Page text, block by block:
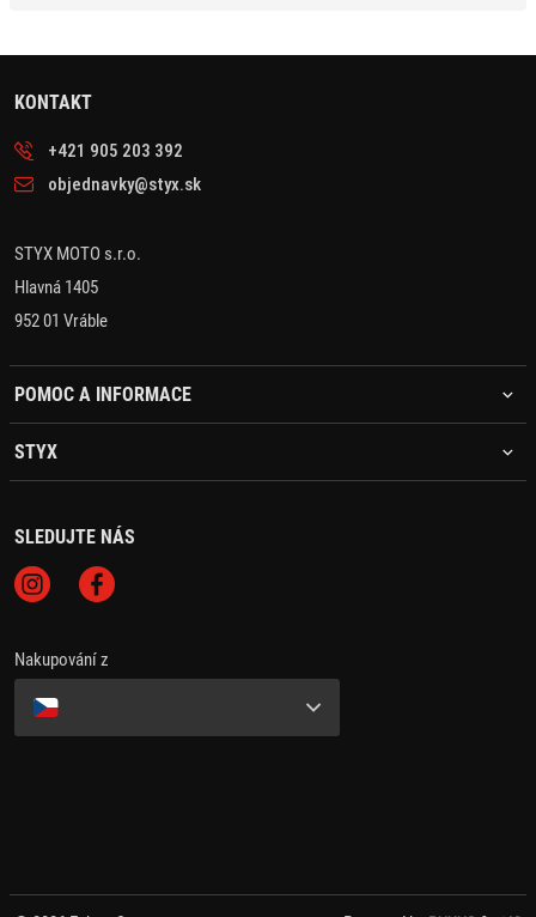
KONTAKT
+421 905 203 392
objednavky@styx.sk
STYX MOTO s.r.o.
Hlavná 1405
952 01 Vráble
POMOC A INFORMACE
STYX
SLEDUJTE NÁS
Nakupování z